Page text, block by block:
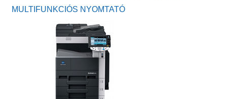
MULTIFUNKCIÓS NYOMTATÓ